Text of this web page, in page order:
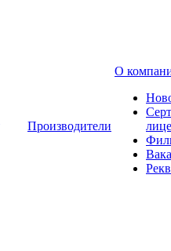
Производители
О